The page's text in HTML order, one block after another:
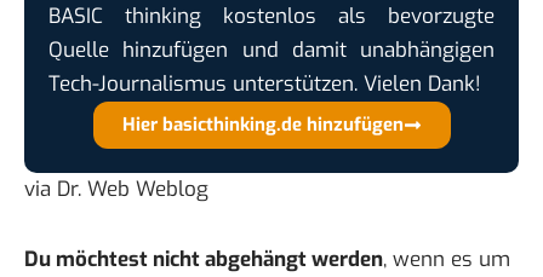
BASIC thinking kostenlos als bevorzugte
Quelle hinzufügen und damit unabhängigen
Tech-Journalismus unterstützen. Vielen Dank!
Hier basicthinking.de hinzufügen
via Dr. Web Weblog
Du möchtest nicht abgehängt werden, wenn es um